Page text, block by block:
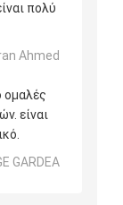
πολύ
Ahmed
ομαλές
είναι
GARDEA